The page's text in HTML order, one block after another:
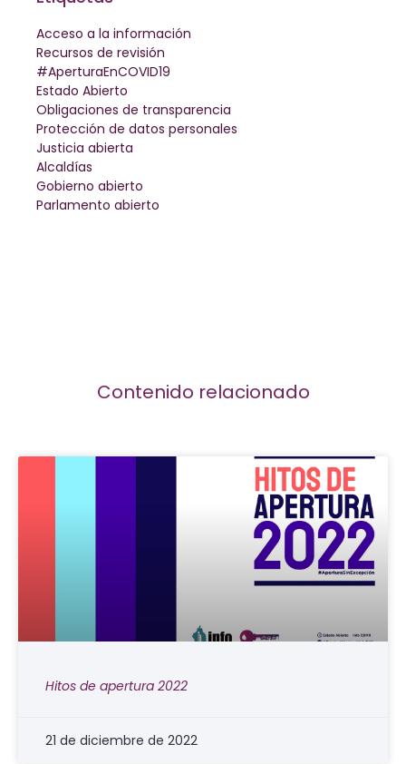
Acceso a la información
Recursos de revisión
#AperturaEnCOVID19
Estado Abierto
Obligaciones de transparencia
Protección de datos personales
Justicia abierta
Alcaldías
Gobierno abierto
Parlamento abierto
Contenido relacionado
Hitos de apertura 2022
21 de diciembre de 2022